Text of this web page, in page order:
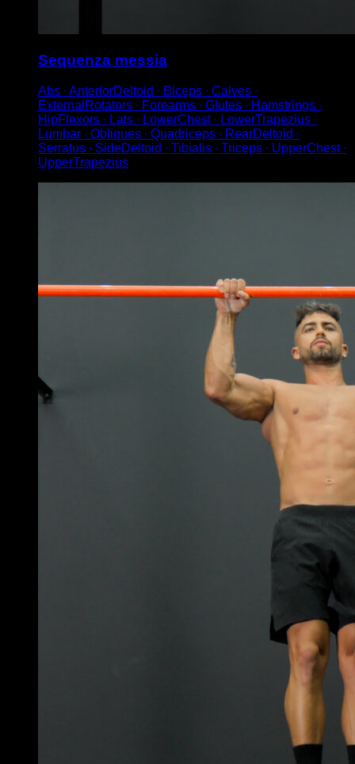
Sequenza messia
Abs ∙ AnteriorDeltoid ∙ Biceps ∙ Calves ∙
ExternalRotators ∙ Forearms ∙ Glutes ∙ Hamstrings ∙
HipFlexors ∙ Lats ∙ LowerChest ∙ LowerTrapezius ∙
Lumbar ∙ Obliques ∙ Quadriceps ∙ RearDeltoid ∙
Serratus ∙ SideDeltoid ∙ Tibialis ∙ Triceps ∙ UpperChest ∙
UpperTrapezius